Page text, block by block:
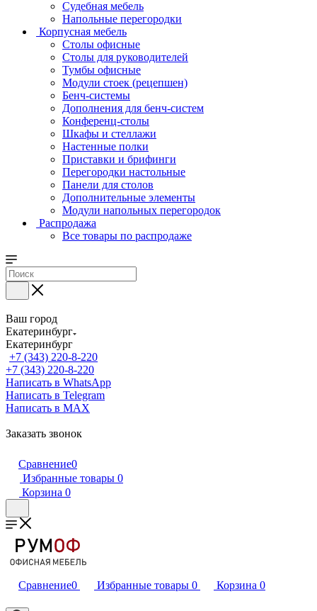
Судебная мебель
Напольные перегородки
Корпусная мебель
Столы офисные
Столы для руководителей
Тумбы офисные
Модули стоек (рецепшен)
Бенч-системы
Дополнения для бенч-систем
Конференц-столы
Шкафы и стеллажи
Настенные полки
Приставки и брифинги
Перегородки настольные
Панели для столов
Дополнительные элементы
Модули напольных перегородок
Распродажа
Все товары по распродаже
Ваш город
Екатеринбург
Екатеринбург
+7 (343) 220-8-220
+7 (343) 220-8-220
Написать в WhatsApp
Написать в Telegram
Написать в MAX
Заказать звонок
Сравнение0
Избранные товары 0
Корзина 0
Сравнение0 Избранные товары 0 Корзина 0